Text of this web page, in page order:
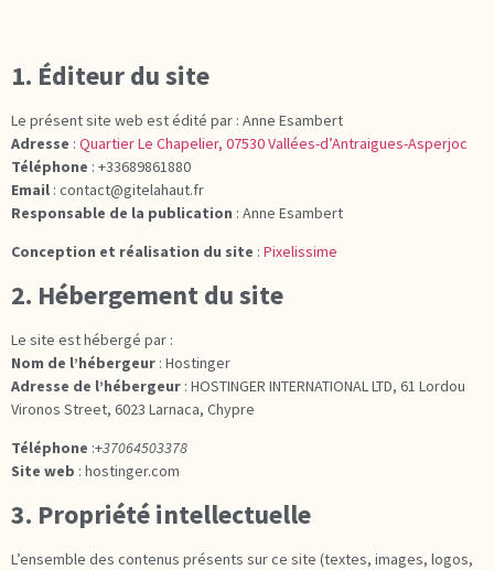
1. Éditeur du site
Le présent site web est édité par : Anne Esambert
Adresse : Quartier Le Chapelier, 07530 Vallées-d’Antraigues-Asperjoc
Téléphone : +33689861880
Email : contact@gitelahaut.fr
Responsable de la publication : Anne Esambert
Conception et réalisation du site : Pixelissime
2. Hébergement du site
Le site est hébergé par :
Nom de l’hébergeur : Hostinger
Adresse de l’hébergeur : HOSTINGER INTERNATIONAL LTD, 61 Lordou
Vironos Street, 6023 Larnaca, Chypre
Téléphone :+37064503378
Site web : hostinger.com
3. Propriété intellectuelle
L’ensemble des contenus présents sur ce site (textes, images, logos,